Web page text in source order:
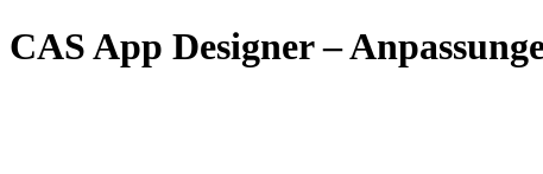
CAS App Designer –